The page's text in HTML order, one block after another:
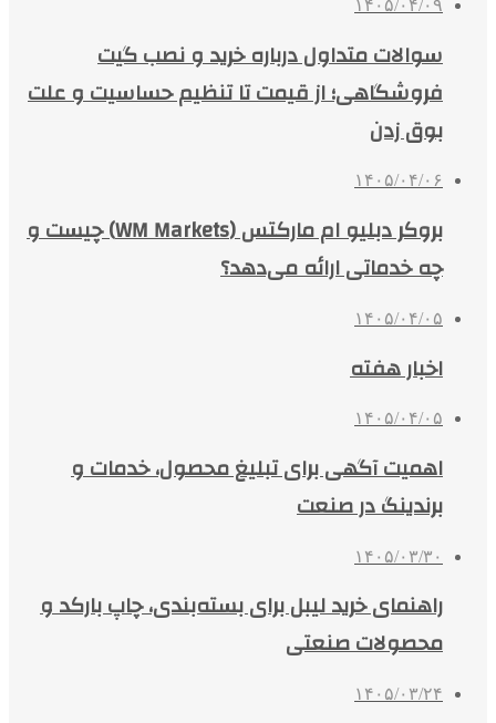
۱۴۰۵/۰۴/۰۹
سوالات متداول درباره خرید و نصب گیت
فروشگاهی؛ از قیمت تا تنظیم حساسیت و علت
بوق زدن
۱۴۰۵/۰۴/۰۶
بروکر دبلیو ام مارکتس (WM Markets) چیست و
چه خدماتی ارائه می‌دهد؟
۱۴۰۵/۰۴/۰۵
اخبار هفته
۱۴۰۵/۰۴/۰۵
اهمیت آگهی برای تبلیغ محصول، خدمات و
برندینگ در صنعت
۱۴۰۵/۰۳/۳۰
راهنمای خرید لیبل برای بسته‌بندی، چاپ بارکد و
محصولات صنعتی
۱۴۰۵/۰۳/۲۴